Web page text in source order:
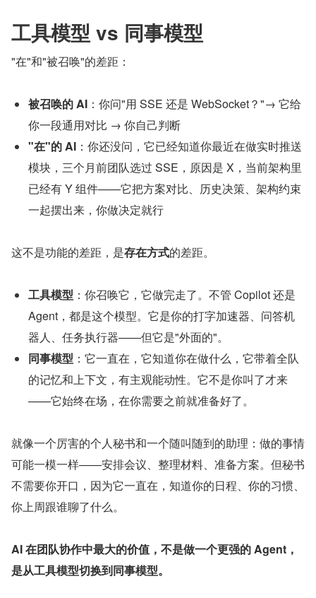
工具模型 vs 同事模型
"在"和"被召唤"的差距：
被召唤的 AI ：你问"用 SSE 还是 WebSocket？"→ 它给
你一段通用对比 → 你自己判断
"在"的 AI ：你还没问，它已经知道你最近在做实时推送
模块，三个月前团队选过 SSE，原因是 X，当前架构里
已经有 Y 组件——它把方案对比、历史决策、架构约束
一起摆出来，你做决定就行
这不是功能的差距，是存在方式的差距。
工具模型 ：你召唤它，它做完走了。不管 Copilot 还是
Agent，都是这个模型。它是你的打字加速器、问答机
器人、任务执行器——但它是"外面的"。
同事模型 ：它一直在，它知道你在做什么，它带着全队
的记忆和上下文，有主观能动性。它不是你叫了才来
——它始终在场，在你需要之前就准备好了。
就像一个厉害的个人秘书和一个随叫随到的助理：做的事情
可能一模一样——安排会议、整理材料、准备方案。但秘书
不需要你开口，因为它一直在，知道你的日程、你的习惯、
你上周跟谁聊了什么。
AI 在团队协作中最大的价值，不是做一个更强的 Agent，
是从工具模型切换到同事模型。